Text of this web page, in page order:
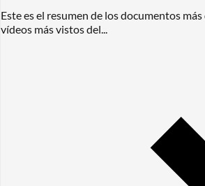
Este es el resumen de los documentos
vídeos más vistos del...